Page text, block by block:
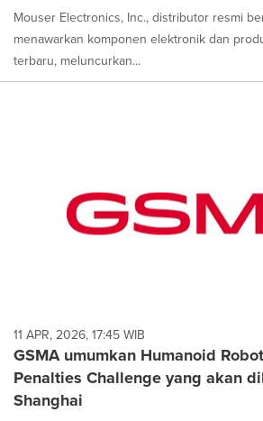
Mouser Electronics, Inc., distributor resmi
menawarkan komponen elektronik dan
terbaru, meluncurkan...
11 APR, 2026, 17:45 WIB
GSMA umumkan Humanoid
Penalties Challenge yang akan
Shanghai